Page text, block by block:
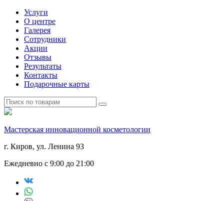
Услуги
О центре
Галерея
Сотрудники
Акции
Отзывы
Результаты
Контакты
Подарочные карты
Мастерская инновационной косметологии
г. Киров, ул. Ленина 93
Ежедневно с 9:00 до 21:00